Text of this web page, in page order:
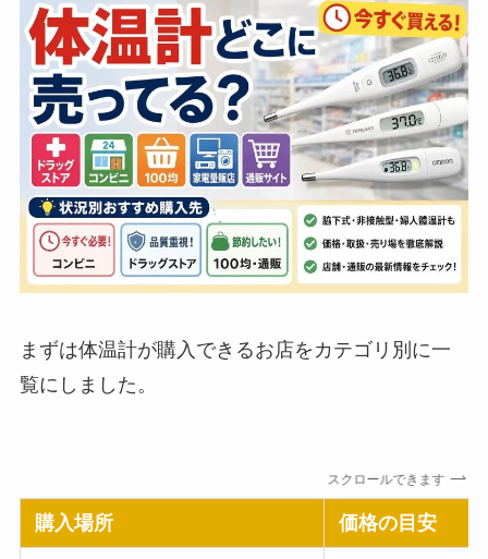
まずは体温計が購入できるお店をカテゴリ別に一
覧にしました。
スクロールできます
購入場所 価格の目安